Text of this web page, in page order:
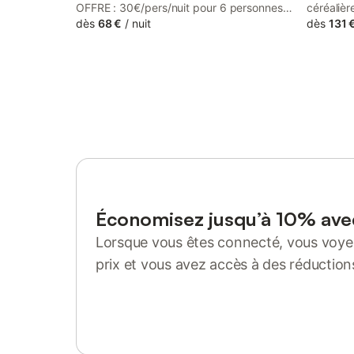
OFFRE : 30€/pers/nuit pour 6 personnes
et 3 nuits minimum en formule gîte. Une
dès 68 € / nuit
Régional
vous
unique.
bulles.
enfant à
dès 131
Économisez jusqu’à 10%
Lorsque vous êtes connecté, vous
prix et vous avez accès à des